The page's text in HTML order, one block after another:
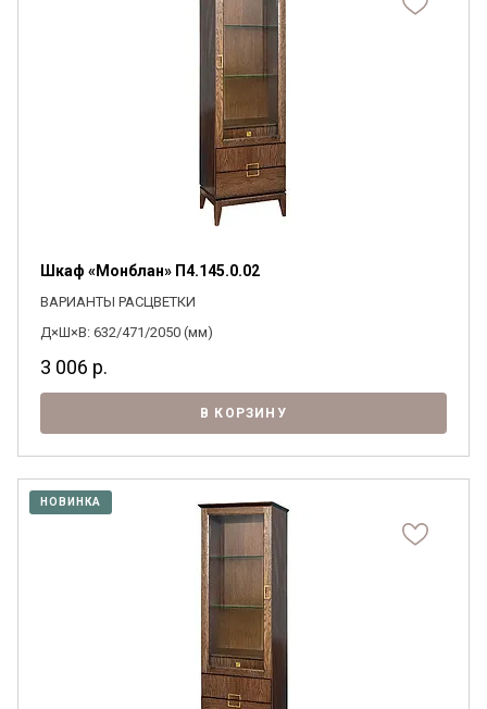
Шкаф «Монблан» П4.145.0.02
ВАРИАНТЫ РАСЦВЕТКИ
Д×Ш×В: 632/471/2050 (мм)
3 006 р.
В КОРЗИНУ
НОВИНКА